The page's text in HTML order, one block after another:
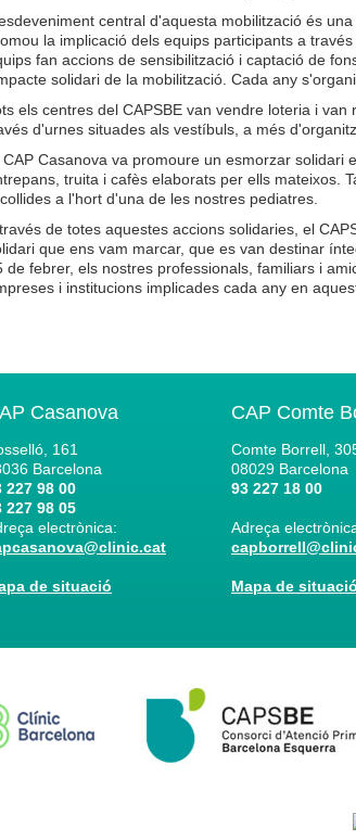
central d'aquesta mobilització és
la implicació dels equips participants a
fan accions de sensibilització i captació de
solidari de la mobilització. Cada any
els centres del CAPSBE van vendre loteria i
d'urnes situades als vestíbuls, a més
CAP Casanova va promoure un esmorzar solidari
truita i cafès elaborats per ells mateixos.
a l'hort d'una de les nostres pediatres.
de totes aquestes accions solidaries, el
que ens vam marcar, que es van destinar
de febrer, els nostres professionals, familiars i
i institucions implicades cada any en
Casanova
161
Barcelona
227 98 00
227 98 05
electrònica:
de situació
CAP Comte
Comte Borrell,
08029 Barcelona
93 227 18 00
Adreça
Mapa de situació